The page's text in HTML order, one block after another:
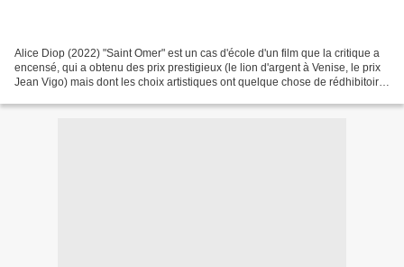
Alice Diop (2022) "Saint Omer" est un cas d'école d'un film que la critique a
encensé, qui a obtenu des prix prestigieux (le lion d'argent à Venise, le prix
Jean Vigo) mais dont les choix artistiques ont quelque chose de rédhibitoire.